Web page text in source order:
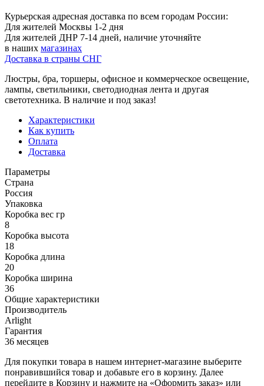
Курьерская адресная доставка по всем городам России:
Для жителей Москвы 1-2 дня
Для жителей ДНР 7-14 дней, наличие уточняйте
в наших магазинах
Доставка в страны СНГ
Люстры, бра, торшеры, офисное и коммерческое освещение,
лампы, светильники, светодиодная лента и другая
светотехника. В наличие и под заказ!
Характеристики
Как купить
Оплата
Доставка
Параметры
Страна
Россия
Упаковка
Коробка вес гр
8
Коробка высота
18
Коробка длина
20
Коробка ширина
36
Общие характеристики
Производитель
Arlight
Гарантия
36 месяцев
Для покупки товара в нашем интернет-магазине выберите
понравившийся товар и добавьте его в корзину. Далее
перейдите в Корзину и нажмите на «Оформить заказ» или